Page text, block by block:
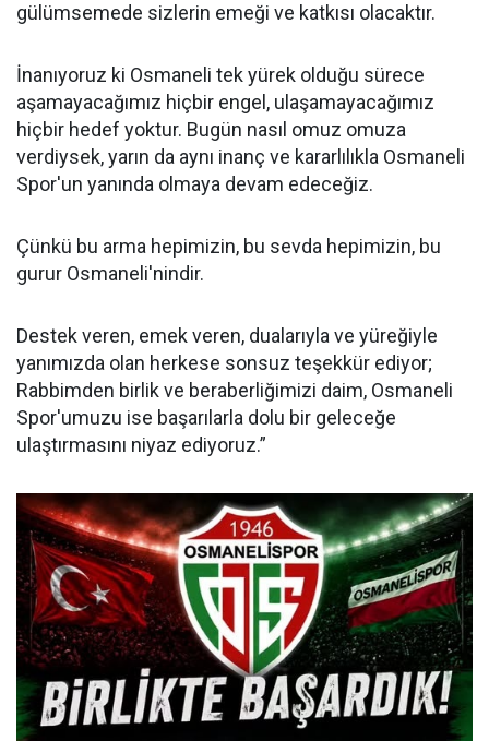
gülümsemede sizlerin emeği ve katkısı olacaktır.
İnanıyoruz ki Osmaneli tek yürek olduğu sürece
aşamayacağımız hiçbir engel, ulaşamayacağımız
hiçbir hedef yoktur. Bugün nasıl omuz omuza
verdiysek, yarın da aynı inanç ve kararlılıkla Osmaneli
Spor'un yanında olmaya devam edeceğiz.
Çünkü bu arma hepimizin, bu sevda hepimizin, bu
gurur Osmaneli'nindir.
Destek veren, emek veren, dualarıyla ve yüreğiyle
yanımızda olan herkese sonsuz teşekkür ediyor;
Rabbimden birlik ve beraberliğimizi daim, Osmaneli
Spor'umuzu ise başarılarla dolu bir geleceğe
ulaştırmasını niyaz ediyoruz.”